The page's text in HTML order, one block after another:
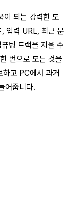
이 되는 강력한 도
, 입력 URL, 최근 문
팅 트랙을 지울 수
번으로 모든 것을
하고 PC에서 과거
어줍니다.